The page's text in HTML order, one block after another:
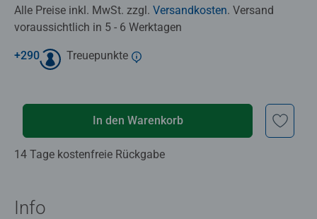
Alle Preise inkl. MwSt. zzgl. Versandkosten. Versand
voraussichtlich in 5 - 6 Werktagen
+290 Treuepunkte
In den Warenkorb
14 Tage kostenfreie Rückgabe
Info